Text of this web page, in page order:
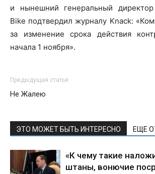
и нынешний генеральный
Bike подтвердил журналу Knack:
за изменение срока действия
начала 1 ноября».
Предыдущая статья
Не Жалею
ЭТО МОЖЕТ БЫТЬ ИНТЕРЕСНО ЕЩЕ
«К чему такие
штаны, вонючие